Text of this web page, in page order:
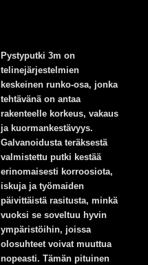
Pystyputki 3m on
telinejärjestelmien
keskeinen runko-osa, jonka
tehtävänä on antaa
rakenteelle korkeus, vakaus
ja kuormankestävyys.
Galvanoidusta teräksestä
valmistettu putki kestää
erinomaisesti korroosiota,
iskuja ja työmaiden
päivittäistä rasitusta, minkä
vuoksi se soveltuu hyvin
ympäristöihin, joissa
olosuhteet voivat muuttua
nopeasti. Tämän pituinen